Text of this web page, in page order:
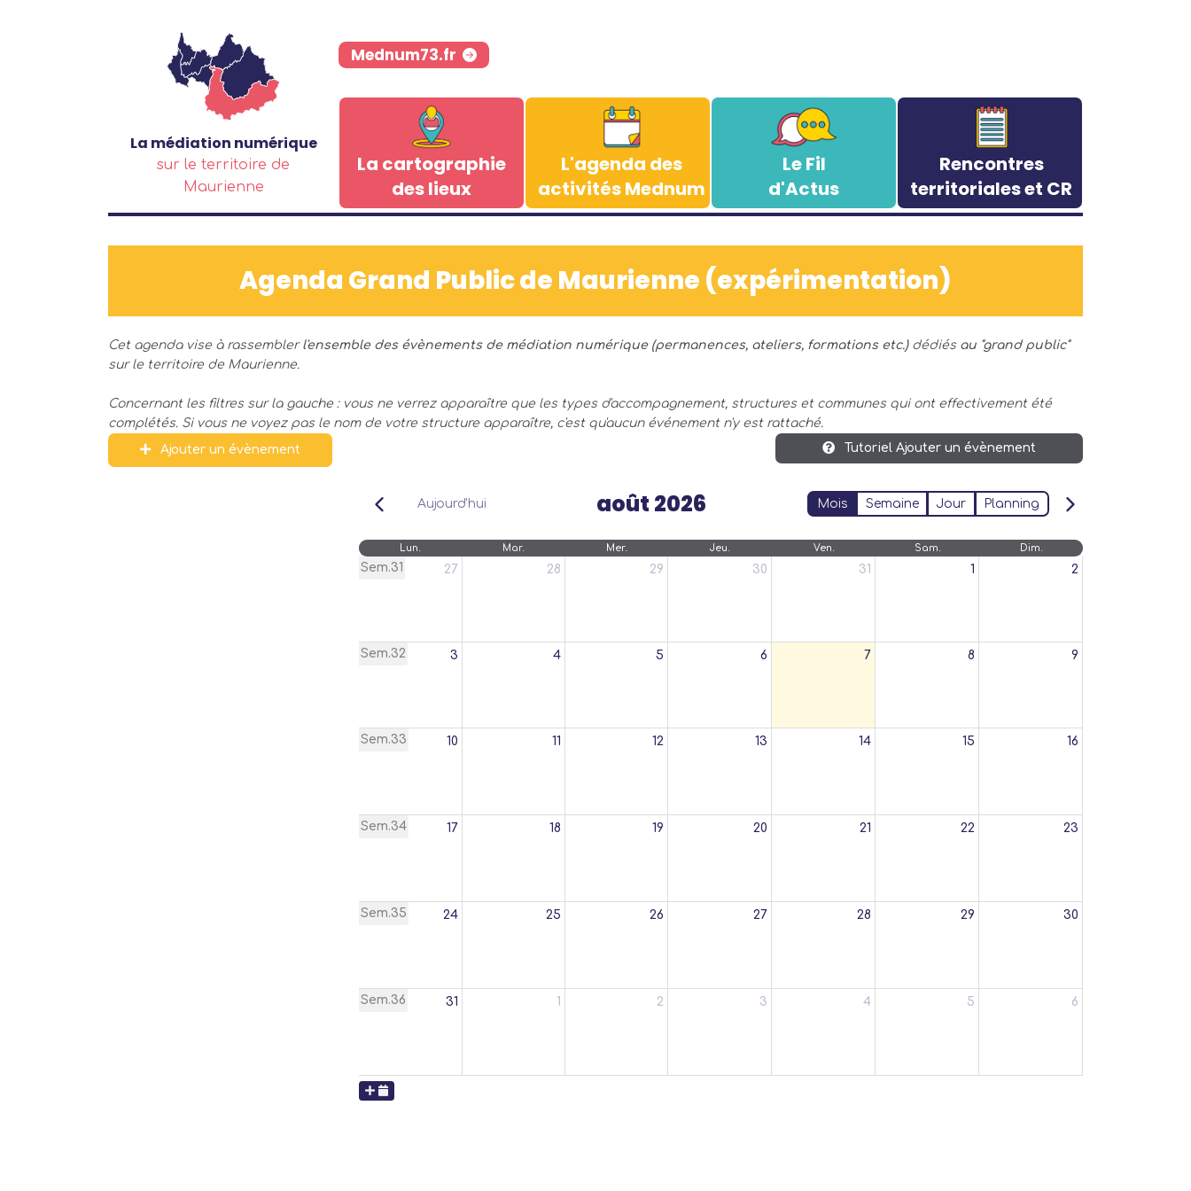
La médiation numérique
sur le territoire de
Maurienne
Mednum73.fr
La cartographie
des lieux
L'agenda des
activités Mednum
Le Fil
d'Actus
Rencontres
territoriales et CR
Agenda Grand Public de Maurienne (expérimentation)
Cet agenda vise à rassembler l'ensemble des évènements de médiation numérique (permanences, ateliers, formations etc.)dédiés au "grand public"
sur le territoire de Maurienne.
Concernant les filtres sur la gauche : vous ne verrez apparaître que les types d'accompagnement, structures et communes qui ont effectivement été
complétés. Si vous ne voyez pas le nom de votre structure apparaître, c'est qu'aucun événement n'y est rattaché.
Ajouter un évènement
Tutoriel Ajouter un évènement
Aujourd'hui août 2026 Mois Semaine Jour Planning
Lun. Mar. Mer. Jeu. Ven. Sam. Dim.
Sem.31 27 28 29 30 31 1 2
Sem.32 3 4 5 6 7 8 9
Sem.33 10 11 12 13 14 15 16
Sem.34 17 18 19 20 21 22 23
Sem.35 24 25 26 27 28 29 30
Sem.36 31 1 2 3 4 5 6